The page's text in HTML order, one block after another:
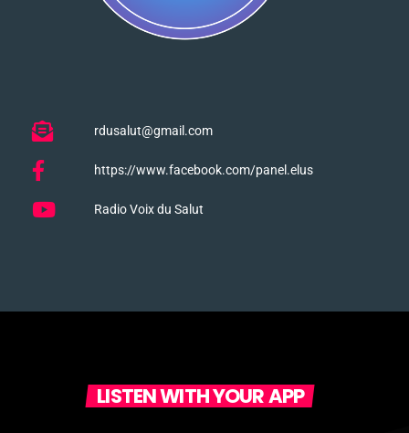
rdusalut@gmail.com
https://www.facebook.com/panel.elus
Radio Voix du Salut
LISTEN WITH YOUR APP